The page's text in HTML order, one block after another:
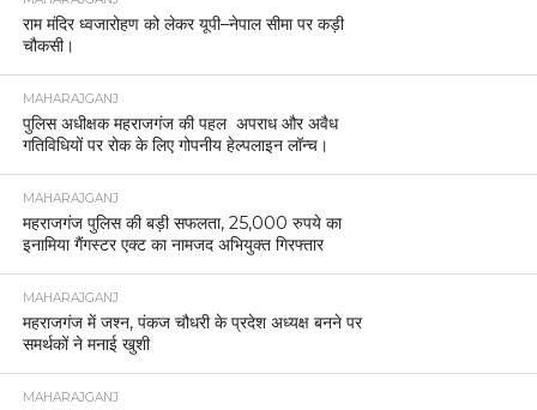
राम मंदिर ध्वजारोहण को लेकर यूपी–नेपाल सीमा पर कड़ी
चौकसी।
MAHARAJGANJ
पुलिस अधीक्षक महराजगंज की पहल अपराध और अवैध
गतिविधियों पर रोक के लिए गोपनीय हेल्पलाइन लॉन्च।
MAHARAJGANJ
महराजगंज पुलिस की बड़ी सफलता, 25,000 रुपये का
इनामिया गैंगस्टर एक्ट का नामजद अभियुक्त गिरफ्तार
MAHARAJGANJ
महराजगंज में जश्न, पंकज चौधरी के प्रदेश अध्यक्ष बनने पर
समर्थकों ने मनाई खुशी
MAHARAJGANJ